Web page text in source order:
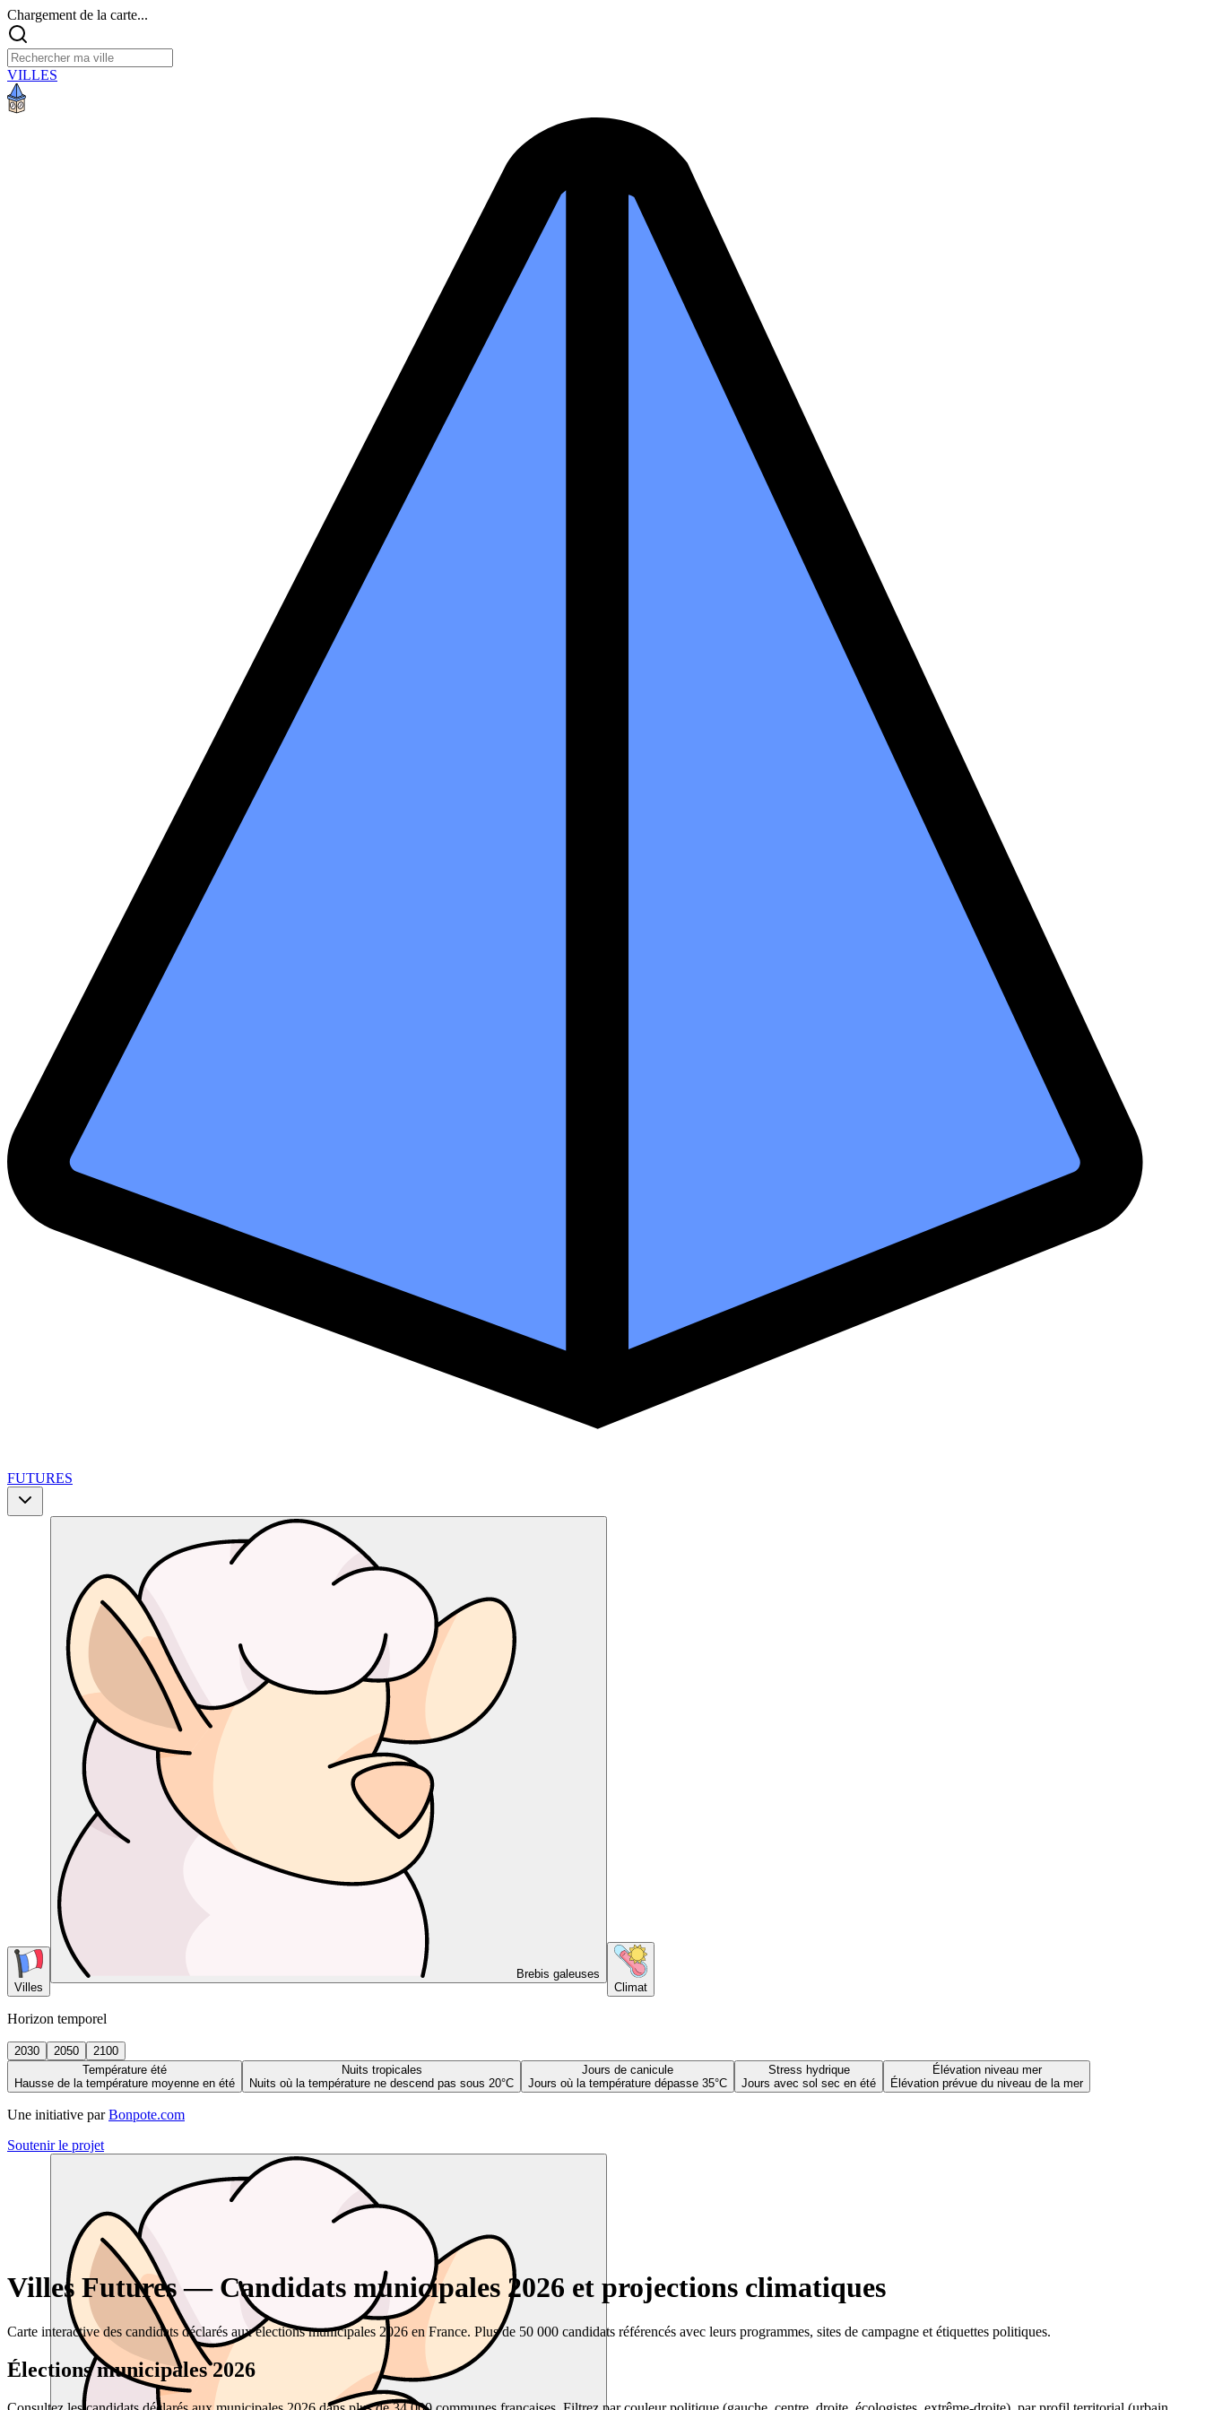
Chargement de la carte...
VILLES
FUTURES
Villes
Brebis galeuses
Climat
Horizon temporel
2030 2050
2100
Température été
Hausse de la température moyenne en été
Nuits tropicales
Nuits où la température ne descend pas sous 20°C
Jours de canicule
Jours où la température dépasse 35°C
Stress hydrique
Jours avec sol sec en été
Élévation niveau mer
Élévation prévue du niveau de la mer
Une initiative par Bonpote.com
Soutenir le projet
Villes Futures — Candidats municipales 2026 et projections climatiques
Carte interactive des candidats déclarés aux élections municipales 2026 en France. Plus de 50 000 candidats référencés avec leurs programmes, sites de campagne et étiquettes politiques.
Élections municipales 2026